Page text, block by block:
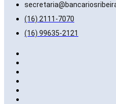
(16) 2111-7070
(16) 99635-2121